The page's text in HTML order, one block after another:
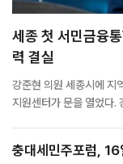
세종 첫 서민금융
력 결실
강준현 의원 세종시에 지역 서민과 금융 취약계층을 위한 첫 번째 서민금융통합
지원센터가 문을 열었다. 강준현 국회의원(더불어민주당·세종시을)이 관계기
이 설치된 것은 이번이
충대세민주포럼, 16